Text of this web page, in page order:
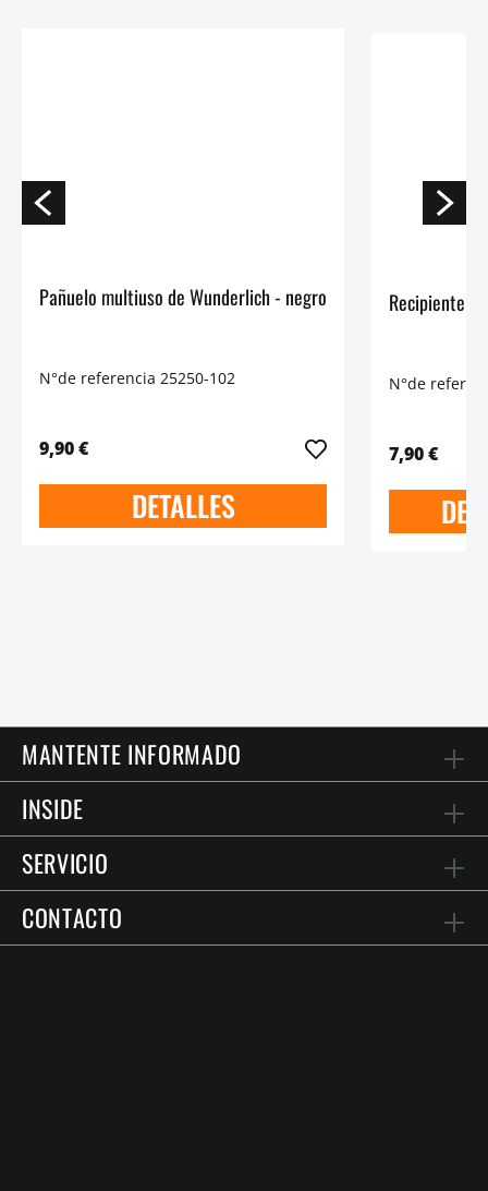
Pañuelo multiuso de Wunderlich - negro
N°de referencia 25250-102
9,90 €
DETALLES
Recipiente
N°de
7,90 €
MANTENTE INFORMADO
INSIDE
SERVICIO
CONTACTO